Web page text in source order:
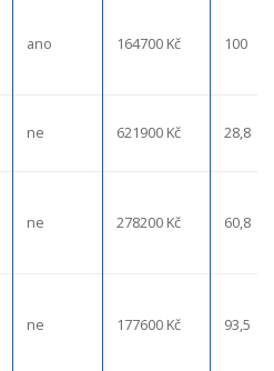
ano 164700 Kč 100
ne 621900 Kč 28,8
ne 278200 Kč 60,8
ne 177600 Kč 93,5